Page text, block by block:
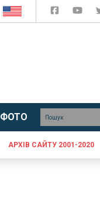
ФОТО
АРХІВ САЙТУ 2001-2020